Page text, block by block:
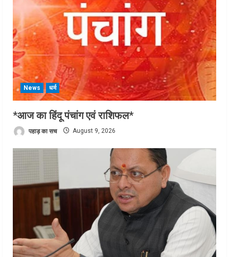
News धर्म
*आज का हिंदू पंचांग एवं राशिफल*
पहाड़ का सच August 9, 2026